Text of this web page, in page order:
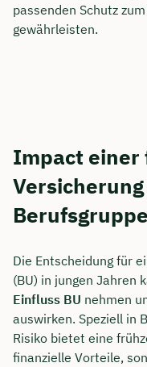
passenden Schutz
gewährleisten.
Impact einer
Die Entscheidung für
(BU) in jungen Jahren
Einfluss BU nehmen
auswirken. Speziell in
Risiko bietet eine
finanzielle Vorteile,